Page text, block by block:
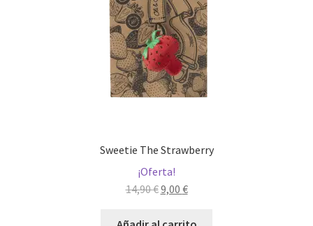
Sweetie The Strawberry
¡Oferta!
14,90€El
original
9,00 €El
actual